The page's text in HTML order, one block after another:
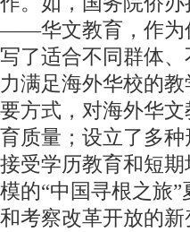
——华文教育，作为
写了适合不同群体
力满足海外华校的
要方式，对海外华
育质量；设立了多
接受学历教育和短
模的“中国寻根之旅
和考察改革开放的